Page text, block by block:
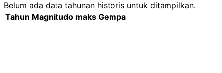
Belum ada data tahunan historis untuk ditampilkan.
Tahun Magnitudo maks Gempa